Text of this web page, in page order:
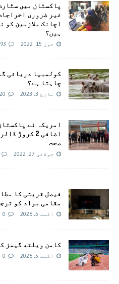
پاکستان میں
غیر ضروری
اچانک ملازمین
ہیں؟
جون 15, 2022
کولمبیا دریائی
چاہتا ہے؟
مارچ 3, 2023
امريکہ نے
اضافی 2
صحت
جولائی 27, 2022
فیصل قریشی کا
مقامی مواد کو
اگست 5, 2026 0
کامن ویلتھ گیمز
اگست 5, 2026 0